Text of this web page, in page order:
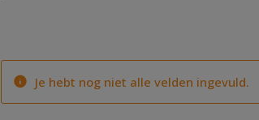
Je hebt nog niet alle velden ingevuld.